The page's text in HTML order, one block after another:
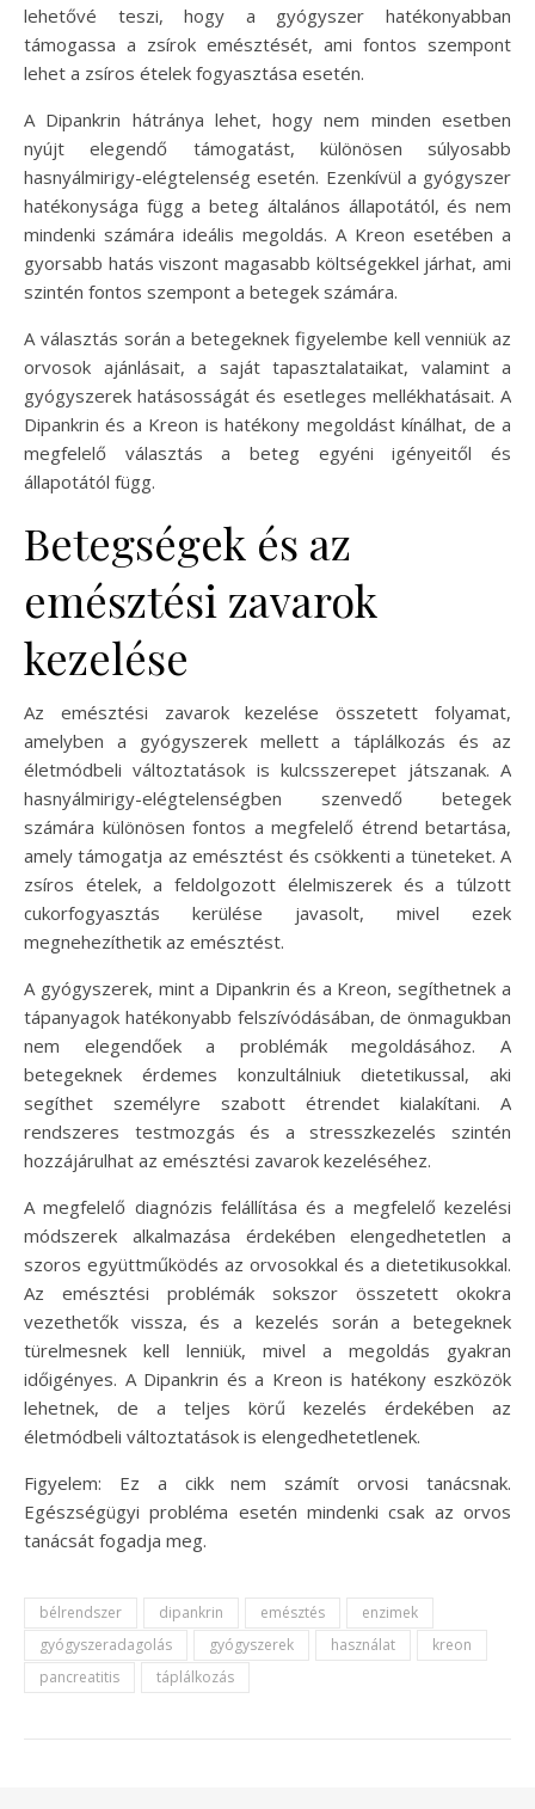
lehetővé teszi, hogy a gyógyszer hatékonyabban
támogassa a zsírok emésztését, ami fontos szempont
lehet a zsíros ételek fogyasztása esetén.
A Dipankrin hátránya lehet, hogy nem minden esetben
nyújt elegendő támogatást, különösen súlyosabb
hasnyálmirigy-elégtelenség esetén. Ezenkívül a gyógyszer
hatékonysága függ a beteg általános állapotától, és nem
mindenki számára ideális megoldás. A Kreon esetében a
gyorsabb hatás viszont magasabb költségekkel járhat, ami
szintén fontos szempont a betegek számára.
A választás során a betegeknek figyelembe kell venniük az
orvosok ajánlásait, a saját tapasztalataikat, valamint a
gyógyszerek hatásosságát és esetleges mellékhatásait. A
Dipankrin és a Kreon is hatékony megoldást kínálhat, de a
megfelelő választás a beteg egyéni igényeitől és
állapotától függ.
Betegségek és az
emésztési zavarok
kezelése
Az emésztési zavarok kezelése összetett folyamat,
amelyben a gyógyszerek mellett a táplálkozás és az
életmódbeli változtatások is kulcsszerepet játszanak. A
hasnyálmirigy-elégtelenségben szenvedő betegek
számára különösen fontos a megfelelő étrend betartása,
amely támogatja az emésztést és csökkenti a tüneteket. A
zsíros ételek, a feldolgozott élelmiszerek és a túlzott
cukorfogyasztás kerülése javasolt, mivel ezek
megnehezíthetik az emésztést.
A gyógyszerek, mint a Dipankrin és a Kreon, segíthetnek a
tápanyagok hatékonyabb felszívódásában, de önmagukban
nem elegendőek a problémák megoldásához. A
betegeknek érdemes konzultálniuk dietetikussal, aki
segíthet személyre szabott étrendet kialakítani. A
rendszeres testmozgás és a stresszkezelés szintén
hozzájárulhat az emésztési zavarok kezeléséhez.
A megfelelő diagnózis felállítása és a megfelelő kezelési
módszerek alkalmazása érdekében elengedhetetlen a
szoros együttműködés az orvosokkal és a dietetikusokkal.
Az emésztési problémák sokszor összetett okokra
vezethetők vissza, és a kezelés során a betegeknek
türelmesnek kell lenniük, mivel a megoldás gyakran
időigényes. A Dipankrin és a Kreon is hatékony eszközök
lehetnek, de a teljes körű kezelés érdekében az
életmódbeli változtatások is elengedhetetlenek.
Figyelem: Ez a cikk nem számít orvosi tanácsnak.
Egészségügyi probléma esetén mindenki csak az orvos
tanácsát fogadja meg.
bélrendszer dipankrin emésztés
enzimek
gyógyszeradagolás
gyógyszerek használat
kreon
pancreatitis
táplálkozás